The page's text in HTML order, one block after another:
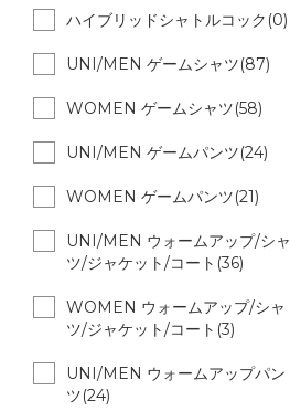
ハイブリッドシャトルコック(0)
UNI/MEN ゲームシャツ(87)
WOMEN ゲームシャツ(58)
UNI/MEN ゲームパンツ(24)
WOMEN ゲームパンツ(21)
UNI/MEN ウォームアップ/シャ
ツ/ジャケット/コート(36)
WOMEN ウォームアップ/シャ
ツ/ジャケット/コート(3)
UNI/MEN ウォームアップパン
ツ(24)